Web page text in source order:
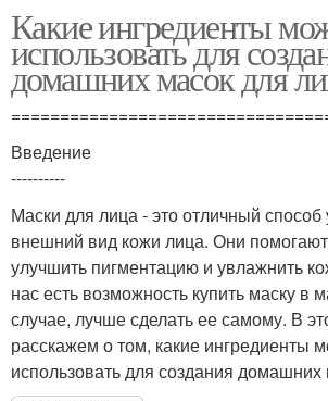
Какие ингредиенты
использовать для
домашних масок для
Введение
----------
Маски для лица - это отличный способ
внешний вид кожи лица. Они
улучшить пигментацию и увлажнить
нас есть возможность купить маску в
случае, лучше сделать ее самому. В
расскажем о том, какие ингредиенты
использовать для создания